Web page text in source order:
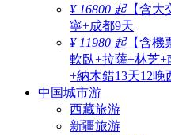
¥ 16800 起【含大
寧+成都9天
¥ 11980 起【含機
軟臥+拉薩+林芝
+納木錯13天12晚
中国城市游
西藏旅游
新疆旅游